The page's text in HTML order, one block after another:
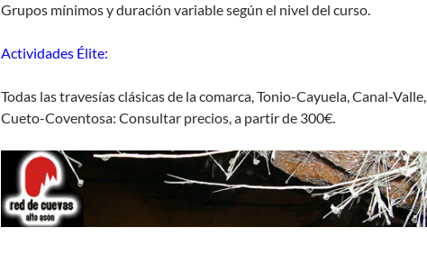
Grupos mínimos y duración variable según el nivel del curso.
Actividades Élite:
Todas las travesías clásicas de la comarca, Tonio-Cayuela, Canal-Valle,
Cueto-Coventosa: Consultar precios, a partir de 300€.